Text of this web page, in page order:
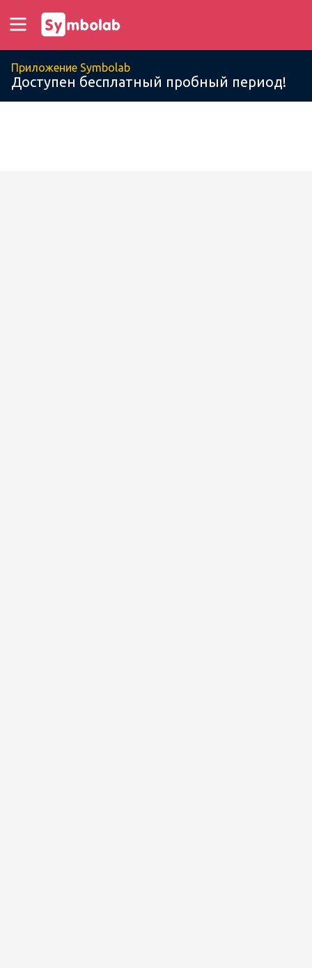
Приложение Symbolab
Доступен бесплатный пробный период!